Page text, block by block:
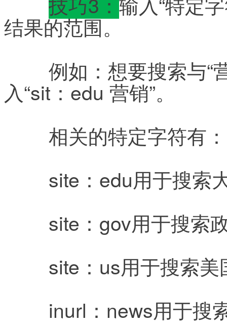
结果的范围。
入“sit：edu 营销”。
	相关的特定字符有：
site：edu用于搜
site：gov用于搜索
site：us用于搜索
inurl：news用于搜